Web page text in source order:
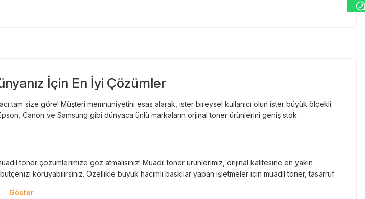
İçin En İyi Çözümler
tam size göre! Müşteri memnuniyetini esas alarak, ister bireysel kullanıcı olun ister büyük ölçekli
Canon ve Samsung gibi dünyaca ünlü markaların orjinal toner ürünlerini geniş stok
toner çözümlerimize göz atmalısınız! Muadil toner ürünlerimiz, orijinal kalitesine en yakın
koruyabilirsiniz. Özellikle büyük hacimli baskılar yapan işletmeler için muadil toner, tasarruf